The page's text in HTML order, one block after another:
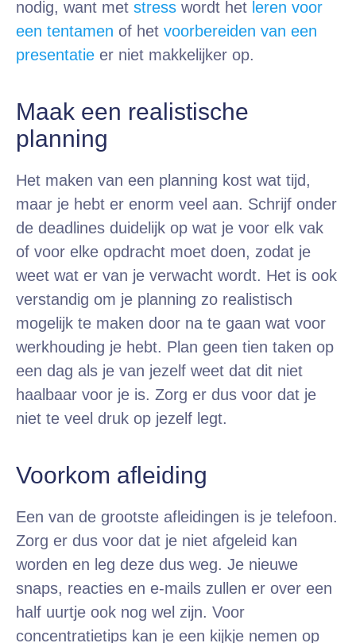
nodig, want met stress wordt het leren voor
een tentamen of het voorbereiden van een
presentatie er niet makkelijker op.
Maak een realistische
planning
Het maken van een planning kost wat tijd,
maar je hebt er enorm veel aan. Schrijf onder
de deadlines duidelijk op wat je voor elk vak
of voor elke opdracht moet doen, zodat je
weet wat er van je verwacht wordt. Het is ook
verstandig om je planning zo realistisch
mogelijk te maken door na te gaan wat voor
werkhouding je hebt. Plan geen tien taken op
een dag als je van jezelf weet dat dit niet
haalbaar voor je is. Zorg er dus voor dat je
niet te veel druk op jezelf legt.
Voorkom afleiding
Een van de grootste afleidingen is je telefoon.
Zorg er dus voor dat je niet afgeleid kan
worden en leg deze dus weg. Je nieuwe
snaps, reacties en e-mails zullen er over een
half uurtje ook nog wel zijn. Voor
concentratietips kan je een kijkje nemen op